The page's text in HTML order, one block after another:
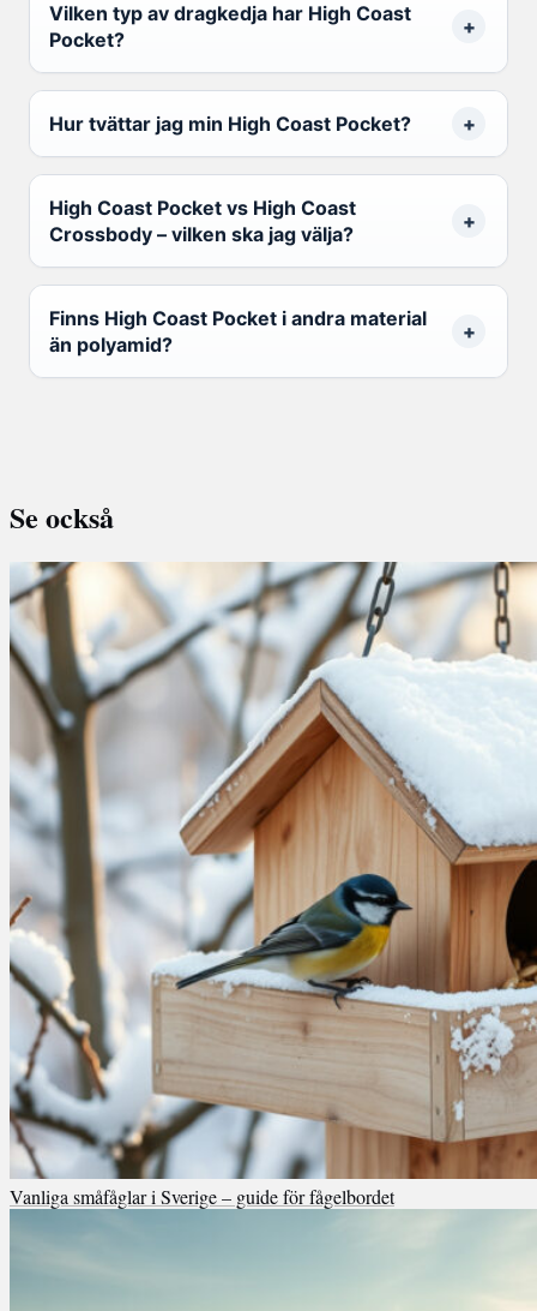
Vilken typ av dragkedja har High Coast
Pocket?
Hur tvättar jag min High Coast Pocket?
High Coast Pocket vs High Coast
Crossbody – vilken ska jag välja?
Finns High Coast Pocket i andra material
än polyamid?
Se också
Vanliga småfåglar i Sverige – guide för fågelbordet